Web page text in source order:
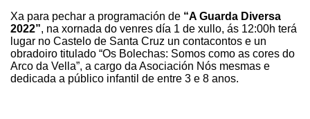
Xa para pechar a programación de “A Guarda Diversa
2022”, na xornada do venres día 1 de xullo, ás 12:00h terá
lugar no Castelo de Santa Cruz un contacontos e un
obradoiro titulado “Os Bolechas: Somos como as cores do
Arco da Vella”, a cargo da Asociación Nós mesmas e
dedicada a público infantil de entre 3 e 8 anos.